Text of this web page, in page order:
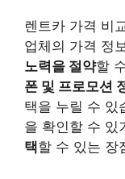
렌트카 가격 비
업체의 가격 정
노력을 절약할
폰 및 프로모션
택을 누릴 수 있
을 확인할 수 있
택할 수 있는 장